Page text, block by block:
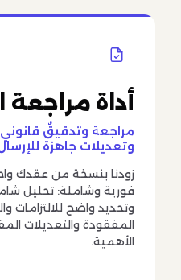
أداة مراجعة
مراجعة وتدقيقٌ
وتعديلات جاهزة
زودنا بنسخة من عقدك
فورية وشاملة: تحليل
وتحديد واضح للالتزامات
المفقودة والتعديلات
الأهمية.